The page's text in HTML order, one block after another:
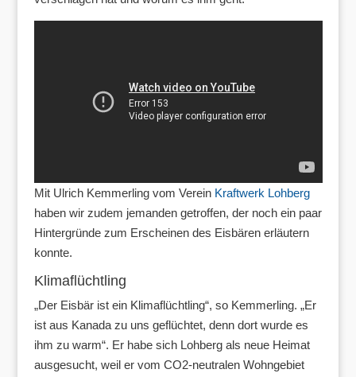
Mit Ulrich Kemmerling vom Verein Kraftwerk Lohberg
haben wir zudem jemanden getroffen, der noch ein paar
Hintergründe zum Erscheinen des Eisbären erläutern
konnte.
Klimaflüchtling
„Der Eisbär ist ein Klimaflüchtling“, so Kemmerling. „Er
ist aus Kanada zu uns geflüchtet, denn dort wurde es
ihm zu warm“. Er habe sich Lohberg als neue Heimat
ausgesucht, weil er vom CO2-neutralen Wohngebiet